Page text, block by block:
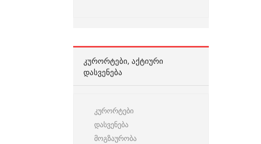
ᲙᲣᲠᲝᲠᲢᲔᲑᲘ, ᲐᲥᲢᲘᲣᲠᲘ
ᲓᲐᲡᲕᲔᲜᲔᲑᲐ
კურორტები
დასვენება
მოგზაურობა